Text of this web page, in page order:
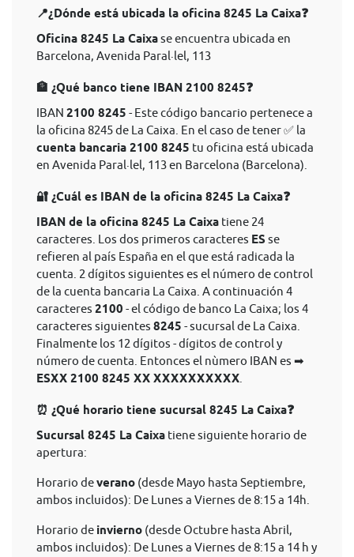
📍¿Dónde está ubicada la oficina 8245 La Caixa❓
Oficina 8245 La Caixase encuentra ubicada en
Barcelona, Avenida Paral·lel, 113
🏦 ¿Qué banco tiene IBAN 2100 8245❓
IBAN 2100 8245 - Este código bancario pertenece a
la oficina 8245 de La Caixa. En el caso de tener ✅ la
cuenta bancaria 2100 8245 tu oficina está ubicada
en Avenida Paral·lel, 113 en Barcelona (Barcelona).
🔐 ¿Cuál es IBAN de la oficina 8245 La Caixa❓
IBAN de la oficina 8245 La Caixa tiene 24
caracteres. Los dos primeros caracteres ES se
refieren al país España en el que está radicada la
cuenta. 2 dígitos siguientes es el número de control
de la cuenta bancaria La Caixa. A continuación 4
caracteres 2100 - el código de banco La Caixa; los 4
caracteres siguientes 8245 - sucursal de La Caixa.
Finalmente los 12 dígitos - dígitos de control y
número de cuenta. Entonces el nùmero IBAN es ➡
ESXX 2100 8245 XX XXXXXXXXXX
⏰ ¿Qué horario tiene sucursal 8245 La Caixa❓
Sucursal 8245 La Caixa tiene siguiente horario de
apertura:
Horario deverano (desde Mayo hasta Septiembre,
ambos incluidos): De Lunes a Viernes de 8:15 a 14h.
Horario de invierno (desde Octubre hasta Abril,
ambos incluidos): De Lunes a Viernes de 8:15 a 14 h y